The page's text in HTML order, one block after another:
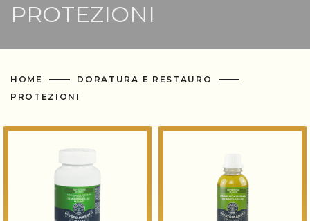
PROTEZIONI
HOME
DORATURA E RESTAURO
PROTEZIONI